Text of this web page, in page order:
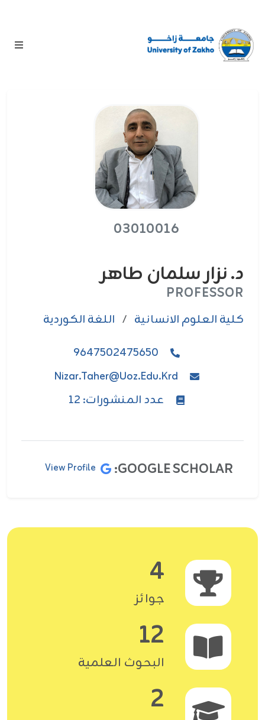
03010016
د. نزار سلمان طاهر
PROFESSOR
كلية العلوم الانسانية / اللغة الكوردية
9647502475650
Nizar.taher@uoz.edu.krd
عدد المنشورات: 12
GOOGLE SCHOLAR:
View Profile
4
جوائز
12
البحوث العلمية
2